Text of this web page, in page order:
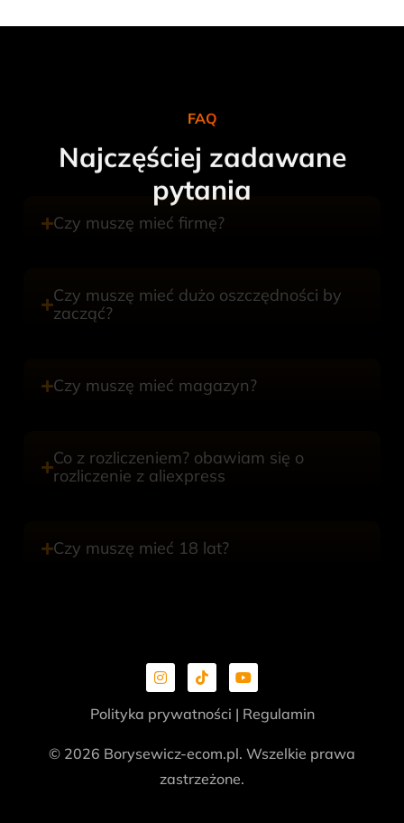
FAQ
Najczęściej zadawane
pytania
Czy muszę mieć firmę?
Czy muszę mieć dużo oszczędności by
zacząć?
Czy muszę mieć magazyn?
Co z rozliczeniem? obawiam się o
rozliczenie z aliexpress
Czy muszę mieć 18 lat?
Polityka prywatności | Regulamin
© 2026 Borysewicz-ecom.pl. Wszelkie prawa
zastrzeżone.